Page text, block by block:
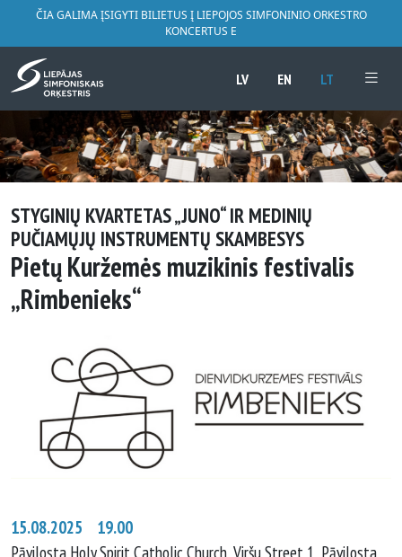
ČIA GALIMA ĮSIGYTI BILIETUS Į LIEPOJOS SIMFONINIO ORKESTRO
KONCERTUS E
LV EN LT
STYGINIŲ KVARTETAS „JUNO“ IR MEDINIŲ
PUČIAMŲJŲ INSTRUMENTŲ SKAMBESYS
Pietų Kuržemės muzikinis festivalis
„Rimbenieks“
15.08.2025 19.00
Pāvilosta Holy Spirit Catholic Church, Viršu Street 1, Pāvilosta